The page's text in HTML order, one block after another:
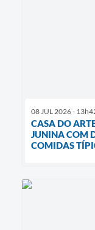
08 JUL 2026 -
CASA DO
JUNINA COM
COMIDAS